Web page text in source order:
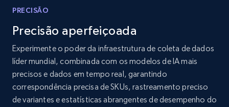
Amazon products global dataset - Collect
Amazon products by seller URL
Title, Seller name, Brand, Description, Initial
price, Currency, Availability, Reviews count, and
more.
PRECISÃO
Precisão aperfeiçoada
Experimente o poder da infraestrutura de coleta de dados
líder mundial, combinada com os modelos de IA mais
precisos e dados em tempo real, garantindo
correspondência precisa de SKUs, rastreamento preciso
de variantes e estatísticas abrangentes de desempenho do